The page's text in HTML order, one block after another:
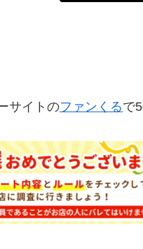
サイトのファンくるで